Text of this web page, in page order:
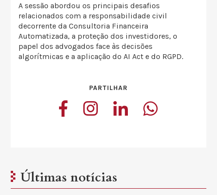
A sessão abordou os principais desafios
relacionados com a responsabilidade civil
decorrente da Consultoria Financeira
Automatizada, a proteção dos investidores, o
papel dos advogados face às decisões
algorítmicas e a aplicação do AI Act e do RGPD.
PARTILHAR
Últimas notícias